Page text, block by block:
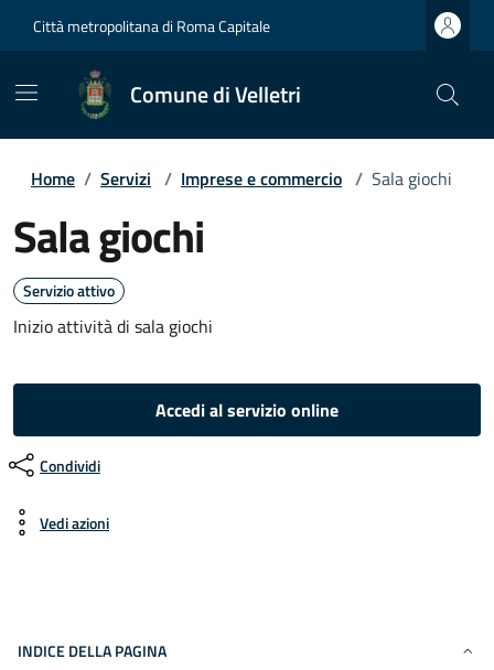
Città metropolitana di Roma Capitale
Comune di Velletri
Home / Servizi / Imprese e commercio / Sala giochi
Sala giochi
Servizio attivo
Inizio attività di sala giochi
Accedi al servizio online
Condividi
Vedi azioni
INDICE DELLA PAGINA